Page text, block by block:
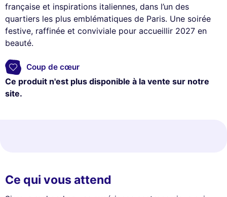
française et inspirations italiennes, dans l’un des
quartiers les plus emblématiques de Paris. Une soirée
festive, raffinée et conviviale pour accueillir 2027 en
beauté.
Coup de cœur
Ce produit n'est plus disponible à la vente sur notre
site.
Ce qui vous attend